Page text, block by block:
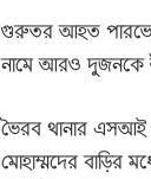
গুরুতর আহত পারভেজ
নামে আরও দুজনকে
ভৈরব থানার এসআই
মোহাম্মদের বাড়ির